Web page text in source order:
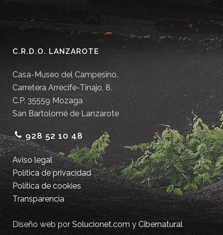
C.R.D.O. LANZAROTE
Casa-Museo del Campesino.
Carretera Arrecife-Tinajo, 8.
C.P. 35559 Mozaga
San Bartolomé de Lanzarote
928 52 10 48
Aviso legal
Política de privacidad
Política de cookies
Transparencia
Diseño web porSolucionet.comyCibernatural